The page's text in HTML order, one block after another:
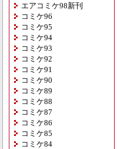
エアコミケ98新刊
コミケ96
コミケ95
コミケ94
コミケ93
コミケ92
コミケ91
コミケ90
コミケ89
コミケ88
コミケ87
コミケ86
コミケ85
コミケ84